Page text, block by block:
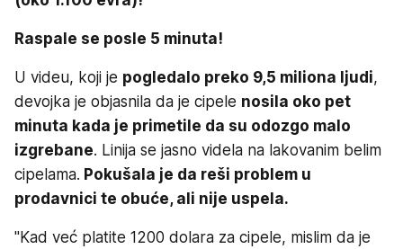
Raspale se posle 5 minuta!
U videu, koji je pogledalo preko 9,5 miliona ljudi,
devojka je objasnila da je cipele nosila oko pet
minuta kada je primetile da su odozgo malo
izgrebane. Linija se jasno videla na lakovanim belim
cipelama. Pokušala je da reši problem u
prodavnici te obuće, ali nije uspela.
"Kad već platite 1200 dolara za cipele, mislim da je